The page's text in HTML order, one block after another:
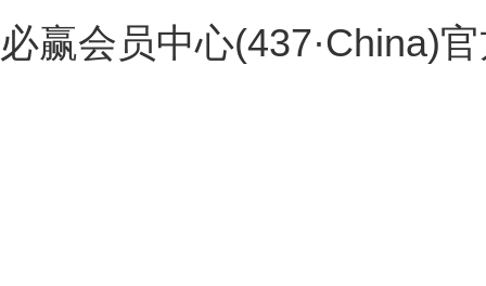
必赢会员中心(437·China)